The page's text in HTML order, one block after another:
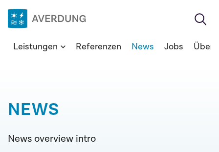
Zum
Inhalt
Ingenieure
Leistungen Referenzen News Jobs Über
NEWS
News overview intro